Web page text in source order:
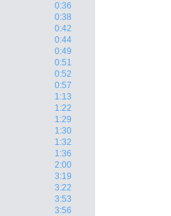
0:36
0:38
0:42
0:44
0:49
0:51
0:52
0:57
1:13
1:22
1:29
1:30
1:32
1:36
2:00
3:19
3:22
3:53
3:56